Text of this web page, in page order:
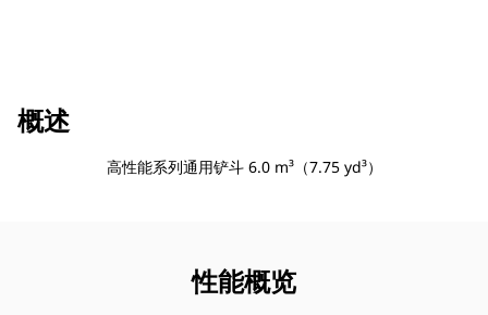
概述
高性能系列通用铲斗 6.0 m³（7.75 yd³）
性能概览